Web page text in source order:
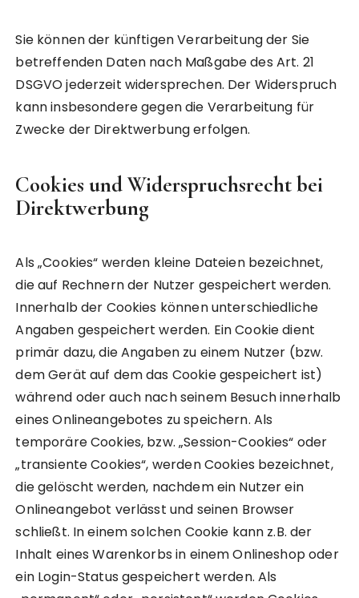
Sie können der künftigen Verarbeitung der Sie
betreffenden Daten nach Maßgabe des Art. 21
DSGVO jederzeit widersprechen. Der Widerspruch
kann insbesondere gegen die Verarbeitung für
Zwecke der Direktwerbung erfolgen.
Cookies und Widerspruchsrecht bei
Direktwerbung
Als „Cookies“ werden kleine Dateien bezeichnet,
die auf Rechnern der Nutzer gespeichert werden.
Innerhalb der Cookies können unterschiedliche
Angaben gespeichert werden. Ein Cookie dient
primär dazu, die Angaben zu einem Nutzer (bzw.
dem Gerät auf dem das Cookie gespeichert ist)
während oder auch nach seinem Besuch innerhalb
eines Onlineangebotes zu speichern. Als
temporäre Cookies, bzw. „Session-Cookies“ oder
„transiente Cookies“, werden Cookies bezeichnet,
die gelöscht werden, nachdem ein Nutzer ein
Onlineangebot verlässt und seinen Browser
schließt. In einem solchen Cookie kann z.B. der
Inhalt eines Warenkorbs in einem Onlineshop oder
ein Login-Status gespeichert werden. Als